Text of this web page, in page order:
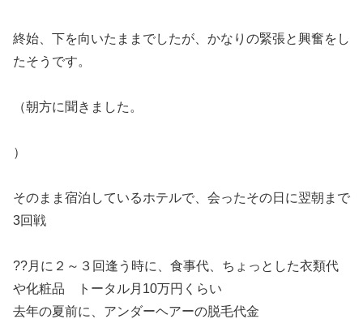
終始、下を向いたままでしたが、かなりの緊張と興奮をし
たそうです。
（朝方に聞きました。
）
そのまま宿泊しているホテルで、会ったその日に翌朝まで
3回戦
??月に２～３回逢う時に、食事代、ちょっとした衣類代
や化粧品 トータル月10万円くらい
去年の夏前に、アンダーヘアーの脱毛代金